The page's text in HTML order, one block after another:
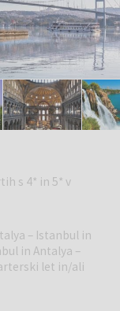
s 4* in 5* v
– Istanbul in
in Antalya –
let in/ali